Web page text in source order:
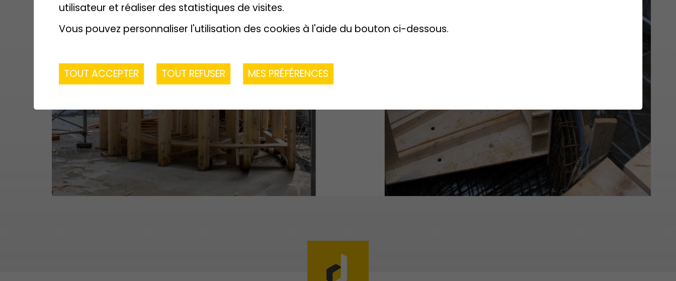
utilisateur et réaliser des statistiques de visites.
Vous pouvez personnaliser l'utilisation des cookies à l'aide du bouton ci-dessous.
TOUT ACCEPTER TOUT REFUSER MES PRÉFÉRENCES